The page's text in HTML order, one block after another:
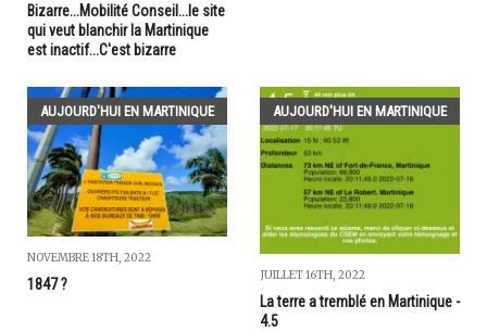
Bizarre...Mobilité Conseil...le site
qui veut blanchir la Martinique
est inactif...C'est bizarre
AUJOURD'HUI EN MARTINIQUE
NOVEMBRE 18TH, 2022
1847 ?
AUJOURD'HUI EN MARTINIQUE
JUILLET 16TH, 2022
La terre a tremblé en Martinique -
4.5